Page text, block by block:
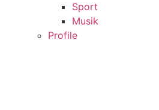
Sport
Musik
Profile